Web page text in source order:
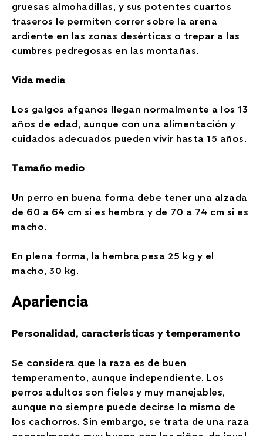
gruesas almohadillas, y sus potentes cuartos
traseros le permiten correr sobre la arena
ardiente en las zonas desérticas o trepar a las
cumbres pedregosas en las montañas.
Vida media
Los galgos afganos llegan normalmente a los 13
años de edad, aunque con una alimentación y
cuidados adecuados pueden vivir hasta 15 años.
Tamaño medio
Un perro en buena forma debe tener una alzada
de 60 a 64 cm si es hembra y de 70 a 74 cm si es
macho.
En plena forma, la hembra pesa 25 kg y el
macho, 30 kg.
Apariencia
Personalidad, características y temperamento
Se considera que la raza es de buen
temperamento, aunque independiente. Los
perros adultos son fieles y muy manejables,
aunque no siempre puede decirse lo mismo de
los cachorros. Sin embargo, se trata de una raza